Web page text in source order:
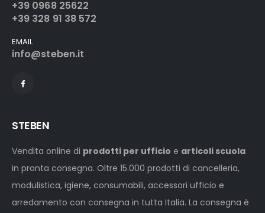
+39 0968 25622
+39 328 91 38 572
EMAIL
info@steben.it
STEBEN
Vendita online di prodotti per ufficio e articoli scuola
in pronta consegna. Oltre 15.000 prodotti di cancelleria,
modulistica, igiene, consumabili, accessori ufficio e
arredamento con consegna in tutta Italia. La consegna è